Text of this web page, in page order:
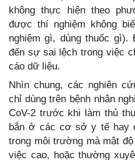
không thực hiện theo
được thí nghiệm không
nghiệm gì, dùng thuốc gì).
đến sự sai lệch trong việc
cáo dữ liệu.
Nhìn chung, các nghiên
chỉ dùng trên bệnh nhân
CoV-2 trước khi làm thủ
bắn ở các cơ sở y tế hay
trong môi trường mà mật
việc cao, hoặc thường